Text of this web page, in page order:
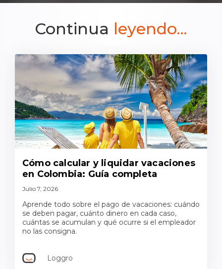
Continua leyendo...
Cómo calcular y liquidar vacaciones
en Colombia: Guía completa
Julio 7, 2026
Aprende todo sobre el pago de vacaciones: cuándo
se deben pagar, cuánto dinero en cada caso,
cuántas se acumulan y qué ocurre si el empleador
no las consigna.
Loggro